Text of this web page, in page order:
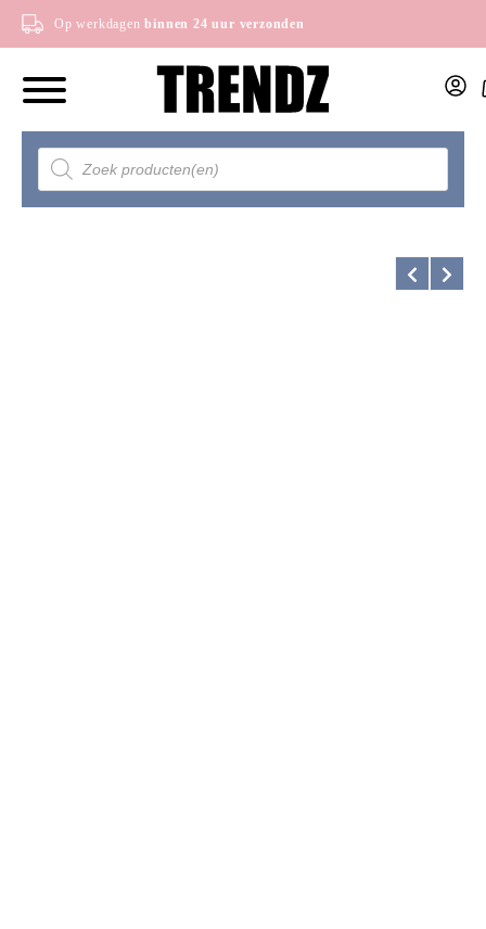
Op werkdagen binnen 24 uur verzonden
Producten
zoeken